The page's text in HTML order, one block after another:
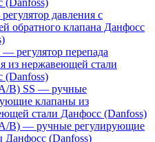
(Danfoss)
давления с
обратного клапана Данфосс
регулятор перепада
из нержавеющей стали
(Danfoss)
B) SS — ручные
клапаны из
стали Данфосс (Danfoss)
B) — ручные регулирующие
Данфосс (Danfoss)